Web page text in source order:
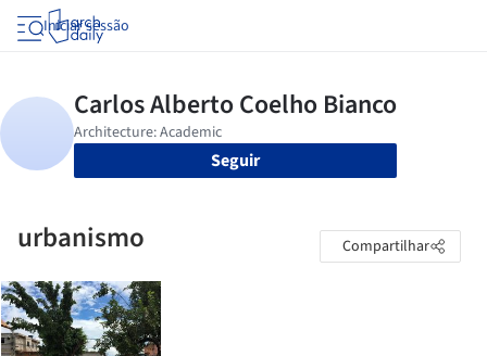
Iniciar sessão
Seguir
urbanismo Compartilhar